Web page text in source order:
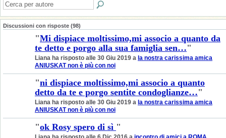
Discussioni con risposte (98)
"Mi dispiace moltissimo,mi associo a quanto da
te detto e porgo alla sua famiglia sen…"
Liana ha risposto alle 30 Giu 2019 a la nostra carissima amica
ANIUSKAT non è più con noi
"ni dispiace moltissimo,mi associo a quanto
detto da te e porgo sentite condoglianze…"
Liana ha risposto alle 30 Giu 2019 a la nostra carissima amica
ANIUSKAT non è più con noi
"ok Rosy spero di sì "